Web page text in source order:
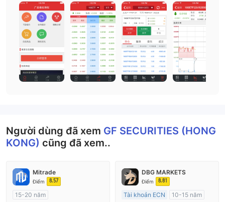
Người dùng đã xem GF SECURITIES (HONG
KONG) cũng đã xem..
Mitrade
Điểm 8.57
15-20 năm
DBG MARKETS
Điểm 8.81
Tài khoản ECN
10-15 năm